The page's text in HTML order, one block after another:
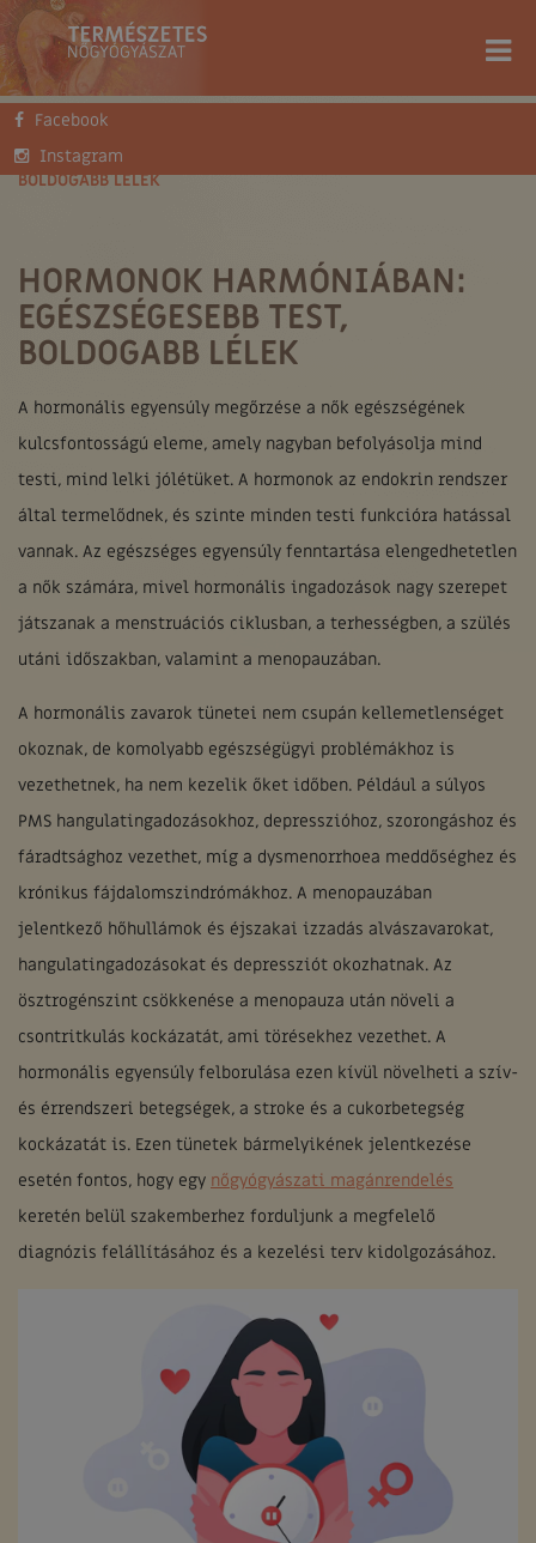
Facebook
Instagram
FŐOLDAL
HORMONOK HARMÓNIÁBAN: EGÉSZSÉGESEBB TEST,
BOLDOGABB LÉLEK
HORMONOK HARMÓNIÁBAN:
EGÉSZSÉGESEBB TEST,
BOLDOGABB LÉLEK
A hormonális egyensúly megőrzése a nők egészségének
kulcsfontosságú eleme, amely nagyban befolyásolja mind
testi, mind lelki jólétüket. A hormonok az endokrin rendszer
által termelődnek, és szinte minden testi funkcióra hatással
vannak. Az egészséges egyensúly fenntartása elengedhetetlen
a nők számára, mivel hormonális ingadozások nagy szerepet
játszanak a menstruációs ciklusban, a terhességben, a szülés
utáni időszakban, valamint a menopauzában.
A hormonális zavarok tünetei nem csupán kellemetlenséget
okoznak, de komolyabb egészségügyi problémákhoz is
vezethetnek, ha nem kezelik őket időben. Például a súlyos
PMS hangulatingadozásokhoz, depresszióhoz, szorongáshoz és
fáradtsághoz vezethet, míg a dysmenorrhoea meddőséghez és
krónikus fájdalomszindrómákhoz. A menopauzában
jelentkező hőhullámok és éjszakai izzadás alvászavarokat,
hangulatingadozásokat és depressziót okozhatnak. Az
ösztrogénszint csökkenése a menopauza után növeli a
csontritkulás kockázatát, ami törésekhez vezethet. A
hormonális egyensúly felborulása ezen kívül növelheti a szív-
és érrendszeri betegségek, a stroke és a cukorbetegség
kockázatát is. Ezen tünetek bármelyikének jelentkezése
esetén fontos, hogy egy nőgyógyászati magánrendelés
keretén belül szakemberhez forduljunk a megfelelő
diagnózis felállításához és a kezelési terv kidolgozásához.